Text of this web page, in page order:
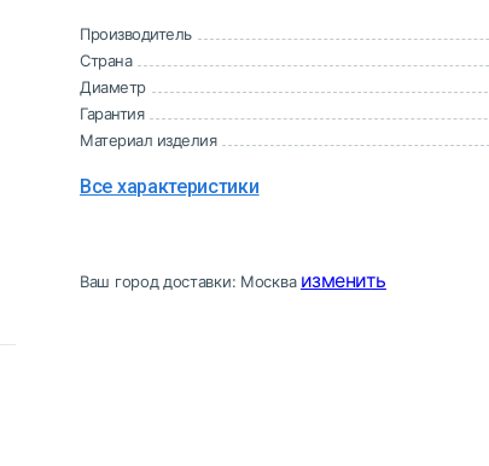
Производитель
Страна
Диаметр
Гарантия
Материал изделия
Все характеристики
Ваш город доставки: Москва изменить